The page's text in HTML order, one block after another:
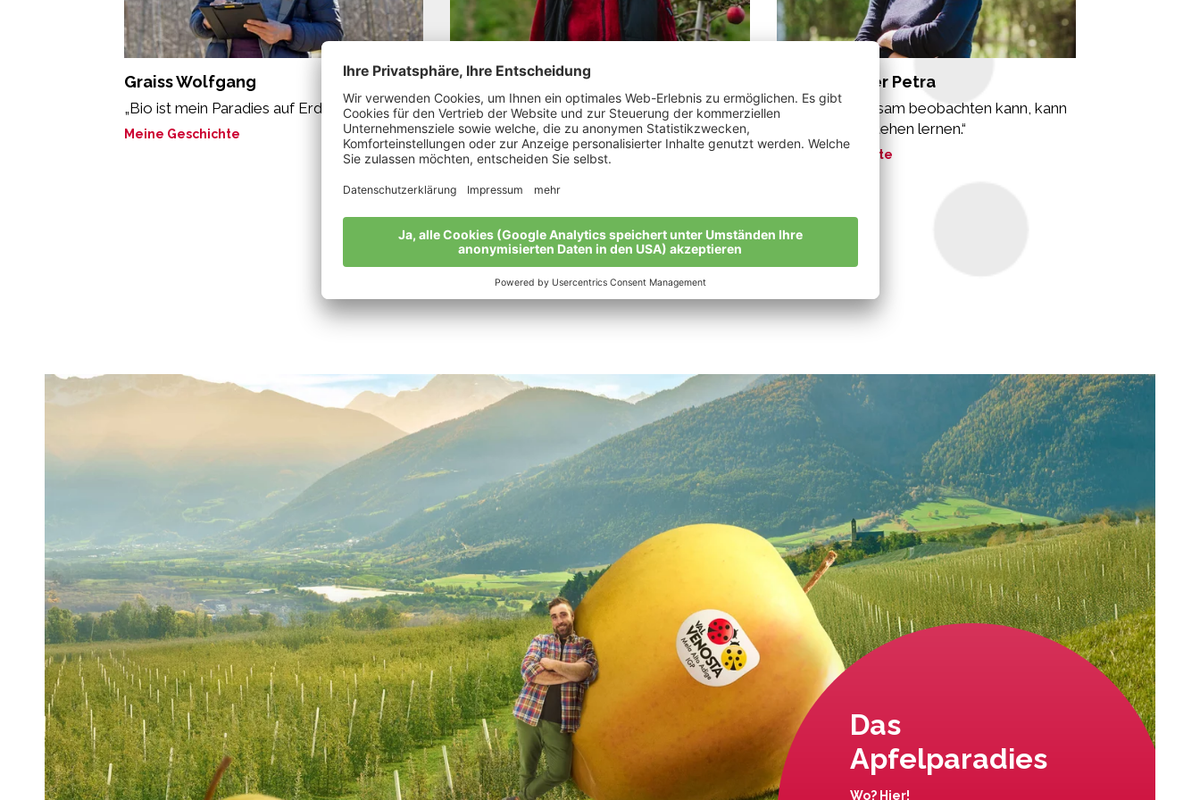
Graiss Wolfgang
„Bio ist mein Paradies auf Erden.“
Meine Geschichte
Tappeiner Veronika
„Man muss nicht Konditor sein, um süß zu
leben.“
Meine Geschichte
Klammsteiner Petra
„Was man langsam beobachten kann, kann
man auch verstehen lernen.“
Meine Geschichte
Alle Bio-Bauern im Überblick
Das
Apfelparadies
Wo? Hier!